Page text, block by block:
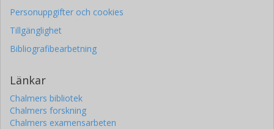
Personuppgifter och cookies
Tillgänglighet
Bibliografibearbetning
Länkar
Chalmers bibliotek
Chalmers forskning
Chalmers examensarbeten